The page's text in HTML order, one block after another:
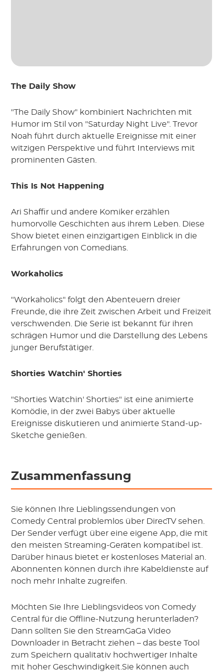
The Daily Show
"The Daily Show" kombiniert Nachrichten mit
Humor im Stil von "Saturday Night Live". Trevor
Noah führt durch aktuelle Ereignisse mit einer
witzigen Perspektive und führt Interviews mit
prominenten Gästen.
This Is Not Happening
Ari Shaffir und andere Komiker erzählen
humorvolle Geschichten aus ihrem Leben. Diese
Show bietet einen einzigartigen Einblick in die
Erfahrungen von Comedians.
Workaholics
"Workaholics" folgt den Abenteuern dreier
Freunde, die ihre Zeit zwischen Arbeit und Freizeit
verschwenden. Die Serie ist bekannt für ihren
schrägen Humor und die Darstellung des Lebens
junger Berufstätiger.
Shorties Watchin' Shorties
"Shorties Watchin' Shorties" ist eine animierte
Komödie, in der zwei Babys über aktuelle
Ereignisse diskutieren und animierte Stand-up-
Sketche genießen.
Zusammenfassung
Sie können Ihre Lieblingssendungen von
Comedy Central problemlos über DirecTV sehen.
Der Sender verfügt über eine eigene App, die mit
den meisten Streaming-Geräten kompatibel ist.
Darüber hinaus bietet er kostenloses Material an.
Abonnenten können durch ihre Kabeldienste auf
noch mehr Inhalte zugreifen.
Möchten Sie Ihre Lieblingsvideos von Comedy
Central für die Offline-Nutzung herunterladen?
Dann sollten Sie den StreamGaGa Video
Downloader in Betracht ziehen – das beste Tool
zum Speichern qualitativ hochwertiger Inhalte
mit hoher Geschwindigkeit.Sie können auch